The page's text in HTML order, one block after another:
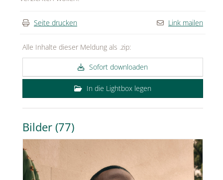
Seite drucken Link mailen
Alle Inhalte dieser Meldung als .zip:
Sofort downloaden
In die Lightbox legen
Bilder (77)